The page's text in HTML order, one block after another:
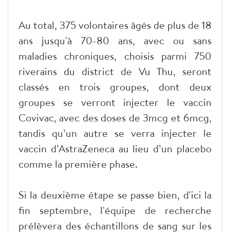
Au total, 375 volontaires âgés de plus de 18
ans jusqu'à 70-80 ans, avec ou sans
maladies chroniques, choisis parmi 750
riverains du district de Vu Thu, seront
classés en trois groupes, dont deux
groupes se verront injecter le vaccin
Covivac, avec des doses de 3mcg et 6mcg,
tandis qu’un autre se verra injecter le
vaccin d’AstraZeneca au lieu d’un placebo
comme la première phase.
Si la deuxième étape se passe bien, d'ici la
fin septembre, l'équipe de recherche
prélèvera des échantillons de sang sur les